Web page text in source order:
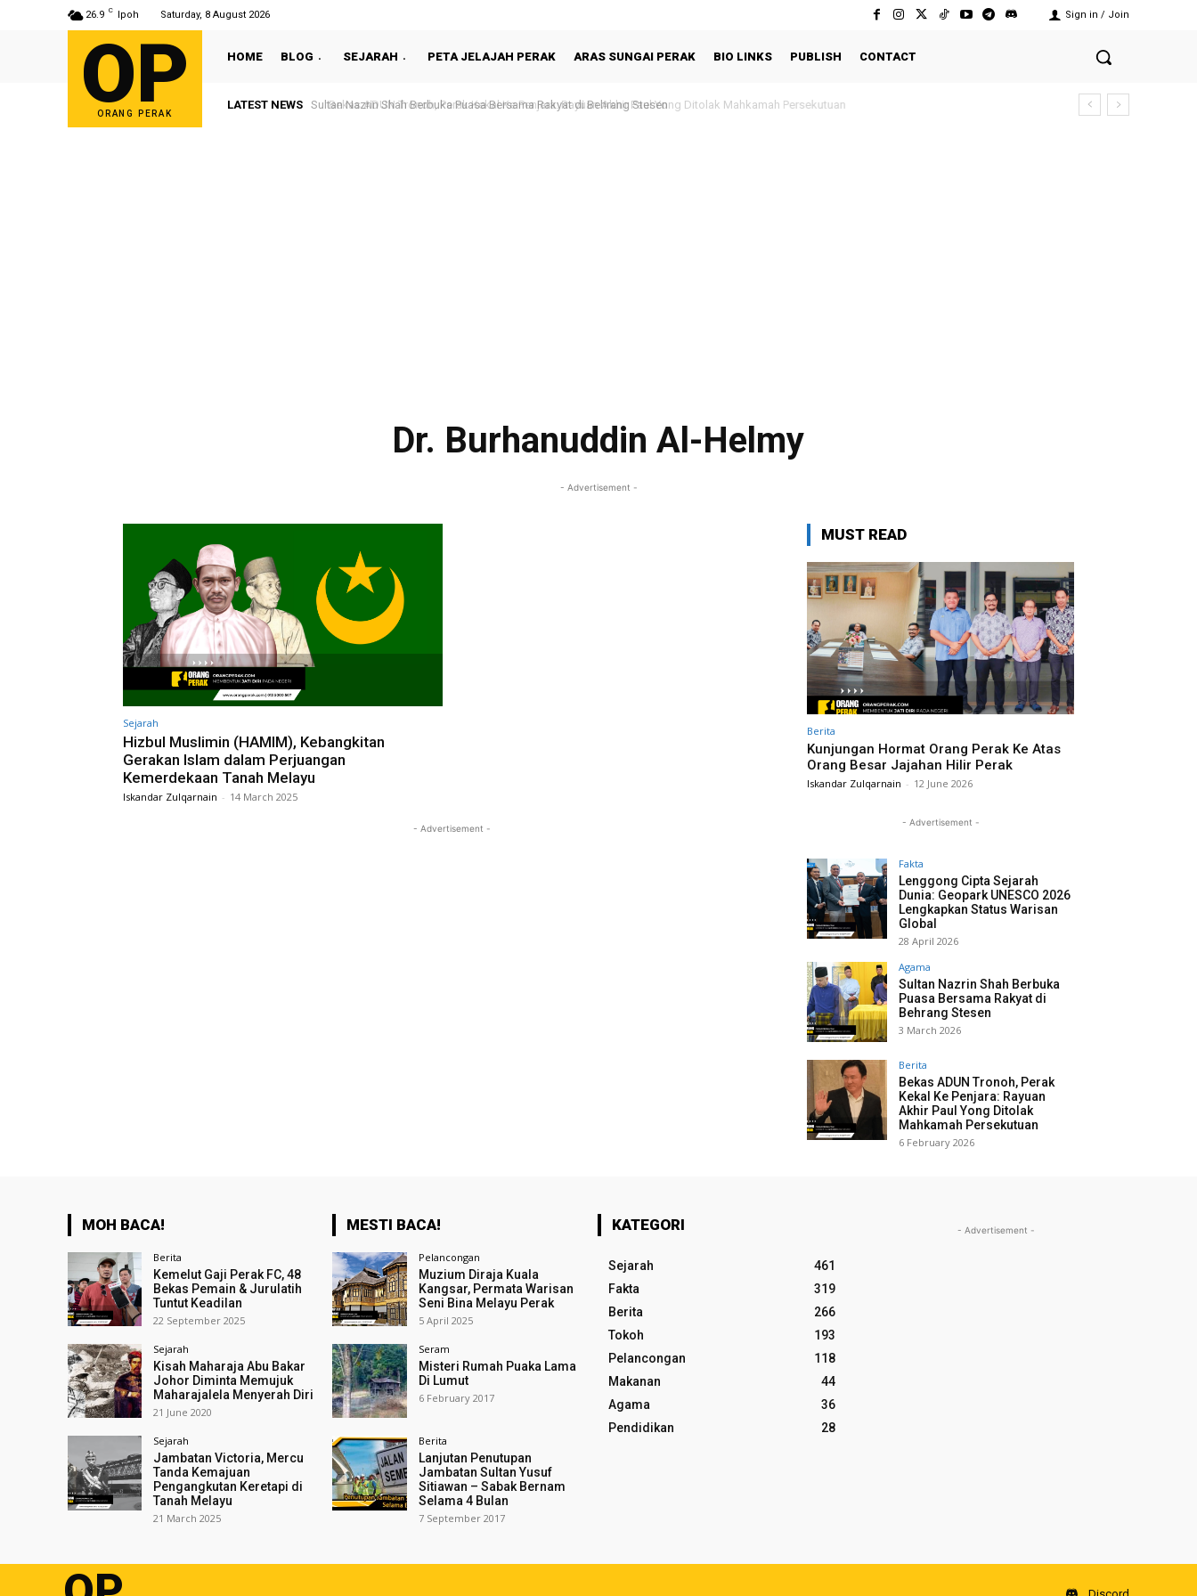
26.9 C Ipoh Saturday, 8 August 2026 Sign in / Join
OP
ORANG PERAK
HOME BLOG SEJARAH PETA JELAJAH PERAK ARAS SUNGAI PERAK BIO LINKS PUBLISH CONTACT
LATEST NEWSSultan Nazrin Shah Berbuka Puasa Bersama Rakyat di Behrang Stesen
Bekas ADUN Tronoh, Perak Kekal Ke Penjara: Rayuan Akhir Paul Yong Ditolak Mahkamah Persekutuan
Dr. Burhanuddin Al-Helmy
- Advertisement -
Sejarah
Hizbul Muslimin (HAMIM), Kebangkitan
Gerakan Islam dalam Perjuangan
Kemerdekaan Tanah Melayu
Iskandar Zulqarnain - 14 March 2025
- Advertisement -
MUST READ
Berita
Kunjungan Hormat Orang Perak Ke Atas
Orang Besar Jajahan Hilir Perak
Iskandar Zulqarnain - 12 June 2026
- Advertisement -
Fakta
Lenggong Cipta Sejarah
Dunia: Geopark UNESCO 2026
Lengkapkan Status Warisan
Global
28 April 2026
Agama
Sultan Nazrin Shah Berbuka
Puasa Bersama Rakyat di
Behrang Stesen
3 March 2026
Berita
Bekas ADUN Tronoh, Perak
Kekal Ke Penjara: Rayuan
Akhir Paul Yong Ditolak
Mahkamah Persekutuan
6 February 2026
MOH BACA!
Berita
Kemelut Gaji Perak FC, 48
Bekas Pemain & Jurulatih
Tuntut Keadilan
22 September 2025
Sejarah
Kisah Maharaja Abu Bakar
Johor Diminta Memujuk
Maharajalela Menyerah Diri
21 June 2020
Sejarah
Jambatan Victoria, Mercu
Tanda Kemajuan
Pengangkutan Keretapi di
Tanah Melayu
21 March 2025
MESTI BACA!
Pelancongan
Muzium Diraja Kuala
Kangsar, Permata Warisan
Seni Bina Melayu Perak
5 April 2025
Seram
Misteri Rumah Puaka Lama
Di Lumut
6 February 2017
Berita
Lanjutan Penutupan
Jambatan Sultan Yusuf
Sitiawan – Sabak Bernam
Selama 4 Bulan
7 September 2017
KATEGORI
Sejarah
461
Fakta
319
Berita
266
Tokoh
193
Pelancongan
118
Makanan
44
Agama
36
Pendidikan
28
- Advertisement -